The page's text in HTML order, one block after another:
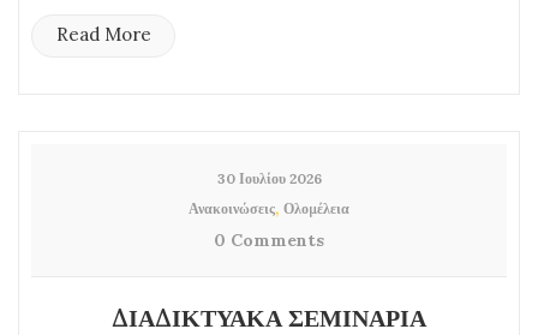
Read More
30 Ιουλίου 2026
Ανακοινώσεις, Ολομέλεια
0 Comments
ΔΙΑΔΙΚΤΥΑΚΑ ΣΕΜΙΝΑΡΙΑ